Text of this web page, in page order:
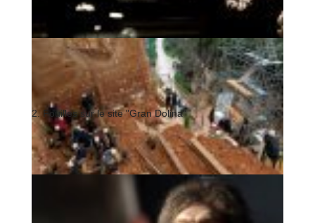
2. Fouilles sur le site "Gran Dolina"